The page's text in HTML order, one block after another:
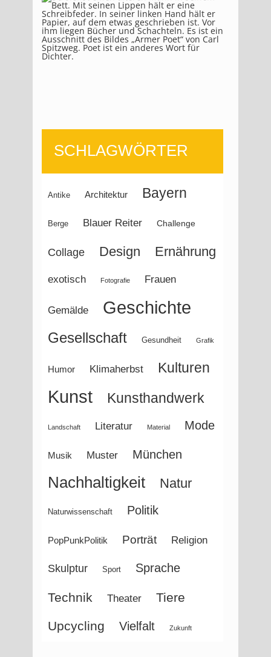
SCHLAGWÖRTER
Antike Architektur Bayern
Berge Blauer Reiter Challenge
Collage Design Ernährung
exotisch Fotografie Frauen
Gemälde Geschichte
Gesellschaft Gesundheit Grafik
Humor Klimaherbst Kulturen
Kunst Kunsthandwerk
Landschaft Literatur Material Mode
Musik Muster München
Nachhaltigkeit Natur
Naturwissenschaft Politik
PopPunkPolitik Porträt Religion
Skulptur Sport Sprache
Technik Theater Tiere
Upcycling Vielfalt Zukunft